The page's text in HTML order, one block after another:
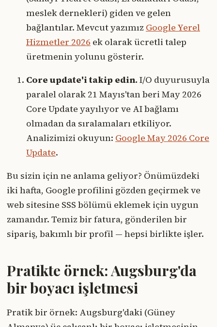
meslek dernekleri) giden ve gelen
bağlantılar. Mevcut yazımız Google Yerel
Hizmetler 2026 ek olarak ücretli talep
üretmenin yolunu gösterir.
Core update'i takip edin. I/O duyurusuyla
paralel olarak 21 Mayıs'tan beri May 2026
Core Update yayılıyor ve AI bağlamı
olmadan da sıralamaları etkiliyor.
Analizimizi okuyun: Google May 2026 Core
Update.
Bu sizin için ne anlama geliyor? Önümüzdeki
iki hafta, Google profilini gözden geçirmek ve
web sitesine SSS bölümü eklemek için uygun
zamandır. Temiz bir fatura, gönderilen bir
sipariş, bakımlı bir profil — hepsi birlikte işler.
Pratikte örnek: Augsburg'da
bir boyacı işletmesi
Pratik bir örnek: Augsburg'daki (Güney